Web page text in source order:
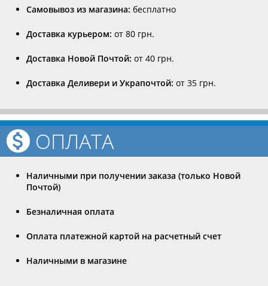
Самовывоз из магазина: бесплатно
Доставка курьером: от 80 грн.
Доставка Новой Почтой: от 40 грн.
Доставка Деливери и Украпочтой: от 35 грн.
ОПЛАТА
Наличными при получении заказа (только Новой
Почтой)
Безналичная оплата
Оплата платежной картой на расчетный счет
Наличными в магазине